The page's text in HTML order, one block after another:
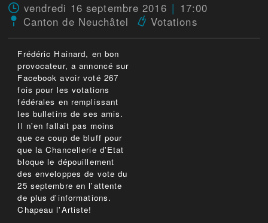
vendredi 16 septembre 2016
17:00
Canton de Neuchâtel
Votations
Frédéric Hainard, en bon
provocateur, a annoncé sur
Facebook avoir voté 267
fois pour les votations
fédérales en remplissant
les bulletins de ses amis.
Il n'en fallait pas moins
que ce coup de bluff pour
que la Chancellerie d'Etat
bloque le dépouillement
des enveloppes de vote du
25 septembre en l'attente
de plus d'informations.
Chapeau l'Artiste!